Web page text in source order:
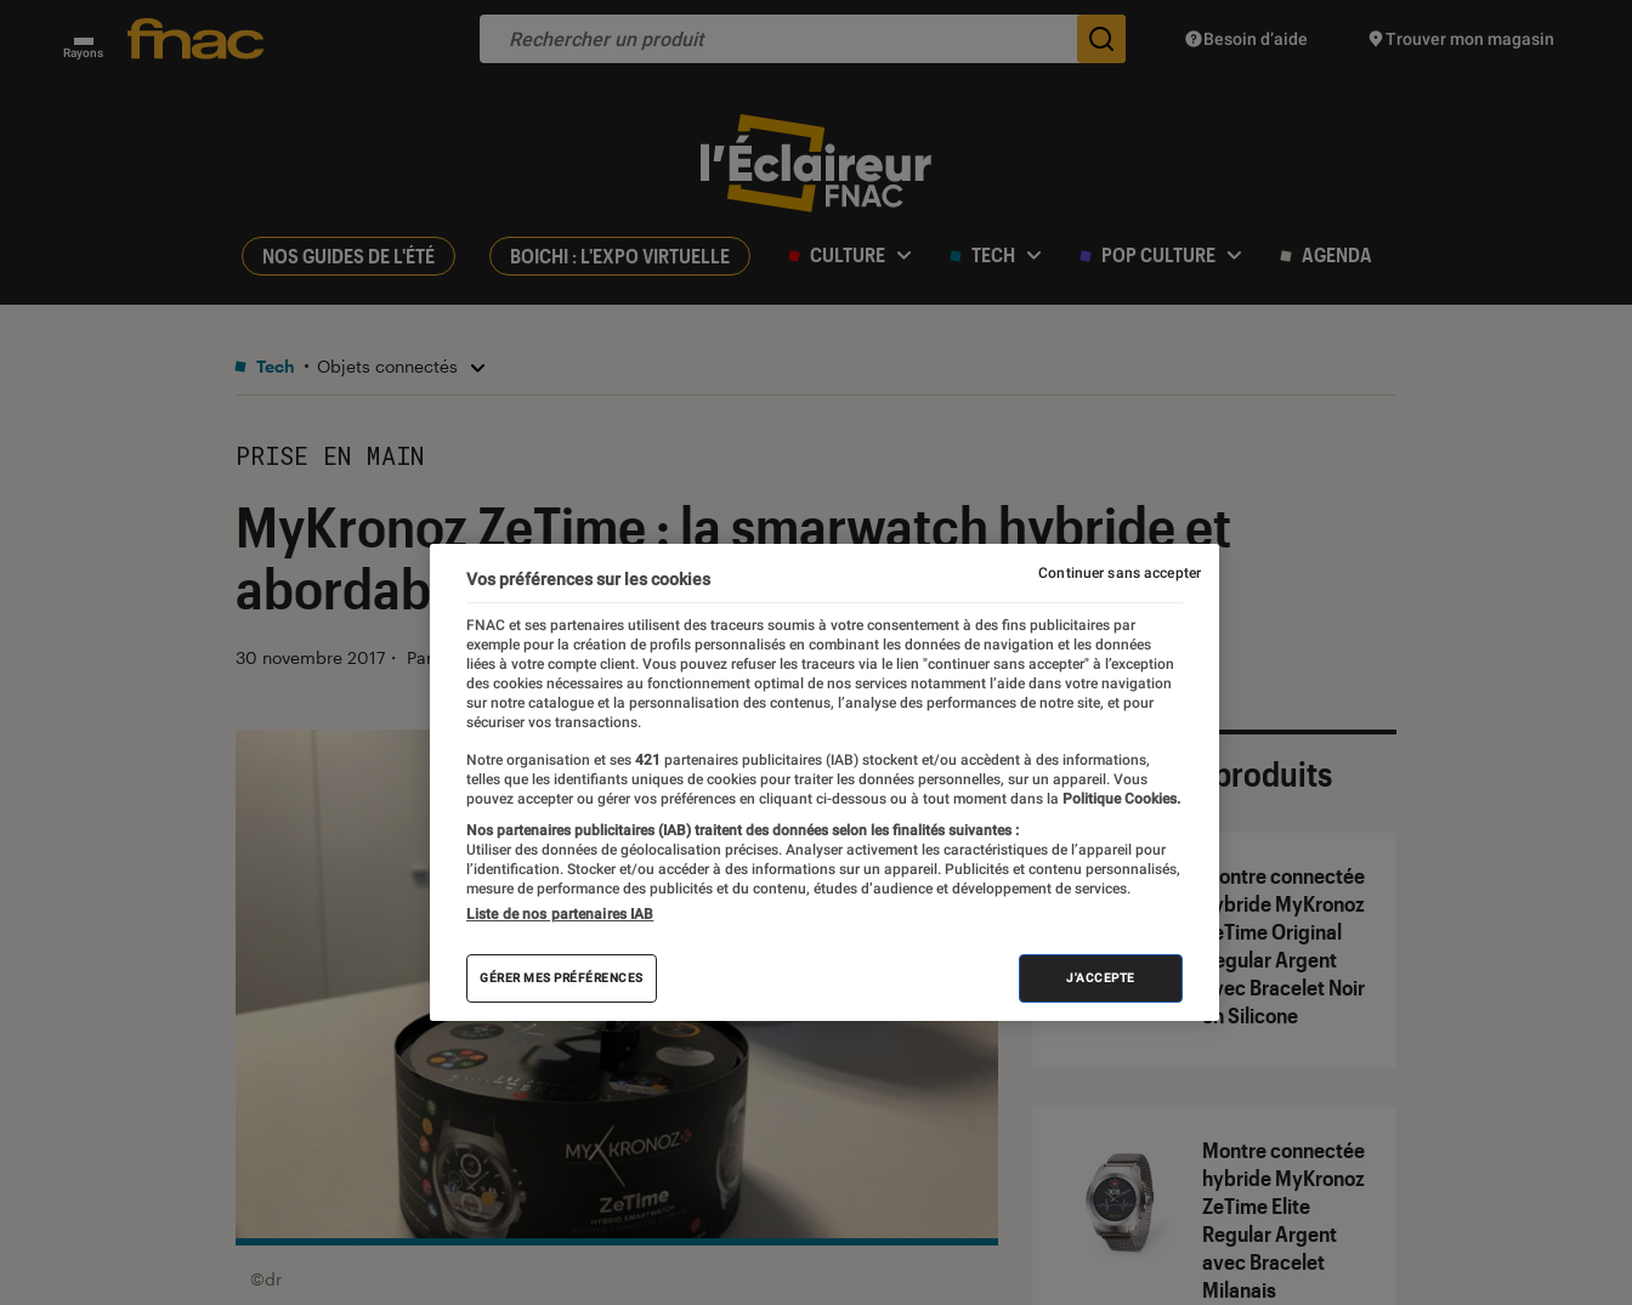
Rayons Des suggestions de produits vont vous être proposées
Besoin d’aide Trouver mon magasin
NOS GUIDES DE L'ÉTÉ BOICHI : L'EXPO VIRTUELLE CULTURE TECH POP CULTURE AGENDA
Tech Objets connectés
PRISE EN MAIN
MyKronoz ZeTime : la smarwatch hybride et
abordable
30 novembre 2017 ・ Par Kevinh
©dr
Sélection de produits
Montre connectée
hybride MyKronoz
ZeTime Original
Regular Argent
avec Bracelet Noir
en Silicone
Montre connectée
hybride MyKronoz
ZeTime Elite
Regular Argent
avec Bracelet
Milanais
Vos préférences sur les cookies
FNAC et ses partenaires utilisent des traceurs soumis à votre consentement à des fins publicitaires par
exemple pour la création de profils personnalisés en combinant les données de navigation et les données
liées à votre compte client. Vous pouvez refuser les traceurs via le lien "continuer sans accepter" à l’exception
des cookies nécessaires au fonctionnement optimal de nos services notamment l’aide dans votre navigation
sur notre catalogue et la personnalisation des contenus, l’analyse des performances de notre site, et pour
sécuriser vos transactions.
Notre organisation et ses 421 partenaires publicitaires (IAB) stockent et/ou accèdent à des informations,
telles que les identifiants uniques de cookies pour traiter les données personnelles, sur un appareil. Vous
pouvez accepter ou gérer vos préférences en cliquant ci-dessous ou à tout moment dans la Politique Cookies.
Nos partenaires publicitaires (IAB) traitent des données selon les finalités suivantes :
Utiliser des données de géolocalisation précises. Analyser activement les caractéristiques de l’appareil pour
l’identification. Stocker et/ou accéder à des informations sur un appareil. Publicités et contenu personnalisés,
mesure de performance des publicités et du contenu, études d’audience et développement de services.
Liste de nos partenaires IAB
GÉRER MES PRÉFÉRENCES J'ACCEPTE
Continuer sans accepter